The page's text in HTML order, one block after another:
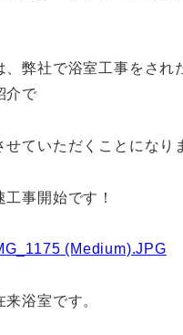
、弊社で浴室工事をされ
介で
せていただくことになり
事開始です！
浴室です。